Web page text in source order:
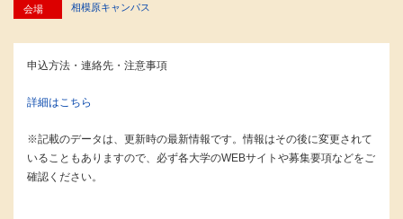
会場 相模原キャンパス
申込方法・連絡先・注意事項
詳細はこちら
※記載のデータは、更新時の最新情報です。情報はその後に変更されて
いることもありますので、必ず各大学のWEBサイトや募集要項などをご
確認ください。